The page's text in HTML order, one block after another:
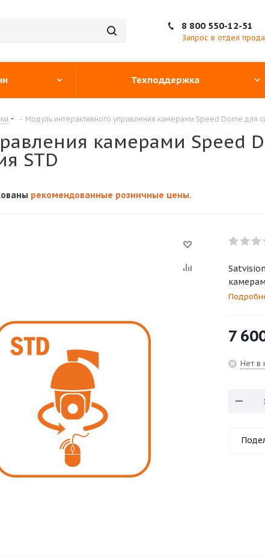
8 800 550-12-51
Запрос в отдел
Техподдержка
- Модуль интерактивного управления камерами Speed Dome для
камерами Speed
STD
рекомендованные розничные цены.
7
Нет в